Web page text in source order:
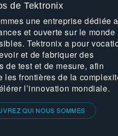
de Tektronix
une entreprise dédiée
et ouverte sur le monde
Tektronix a pour
et de fabriquer des
de test et de mesure, afin
les frontières de la
l’innovation mondiale.
QUI NOUS SOMMES